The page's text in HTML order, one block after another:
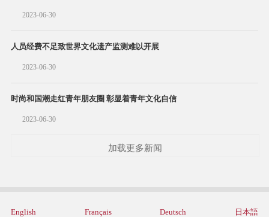
2023-06-30
人员经费不足致世界文化遗产监测难以开展
2023-06-30
时尚和国潮走红青年朋友圈 彰显着青年文化自信
2023-06-30
加载更多新闻
English Français Deutsch 日本語